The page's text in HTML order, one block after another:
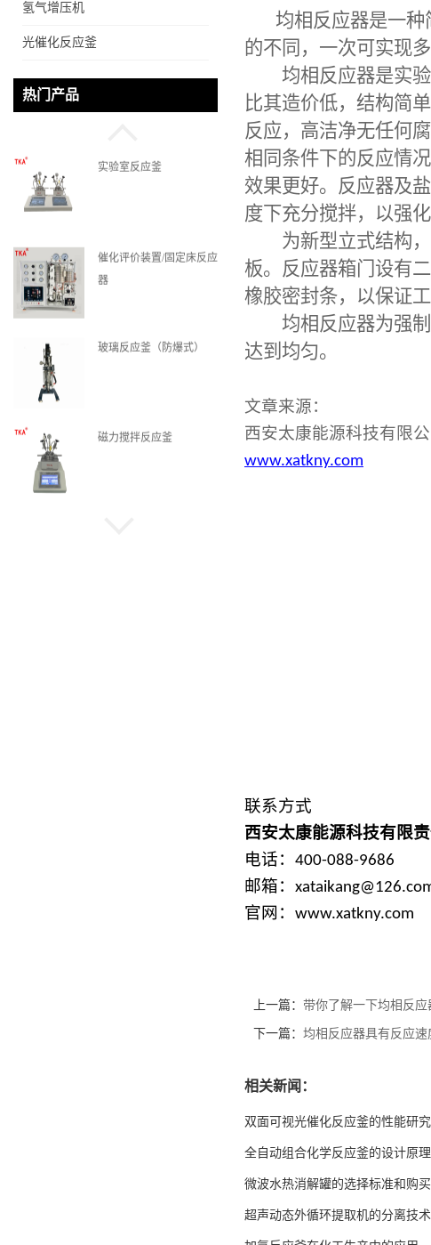
氢气增压机
光催化反应釜
热门产品
实验室反应釜
催化评价装置/固定床反应
玻璃反应釜（防爆式）
磁力搅拌反应釜
机械高压反应釜
均相反应器是一种
的不同，一次可实现
均相反应器是实验
比其造价低，结构简
反应，高洁净无任何
相同条件下的反应情
效果更好。反应器及
度下充分搅拌，以强
为新型立式结构，
板。反应器箱门设有
橡胶密封条，以保证
均相反应器为强
达到均匀。
文章来源：
西安太康能源科技有限
www.xatkny.com
联系方式
西安太康能源科技有限
电话： 400-088-9686
邮箱：
官网： www.xatkny.com
上一篇： 带你了解一下均相反应
下一篇： 均相反应器具有反应
相关新闻：
双面可视光催化反应釜的性能研
全自动组合化学反应釜的设计原理
微波水热消解罐的选择标准和购
超声动态外循环提取机的分离技术